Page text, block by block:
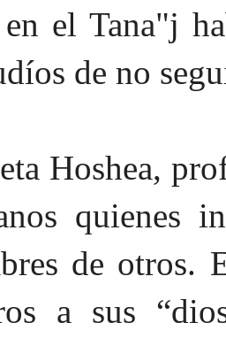
el Tana"j
de no
Hoshea,
quienes
de otros.
a sus